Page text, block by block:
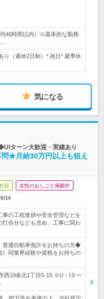
40時間以内）※基本的な勤務
り（週休2日制）* 祝日* 夏季休
気になる
ターン大歓迎・実績あり
問★月給30万円以上も狙え
迎 女性のおしごと掲載中
10
事の工程進捗や安全管理などを
打合せなども含め、工事に関わ
普通自動車免許をお持ちの方◆
同業界経験や資格をお持ちの
西19条北1丁目5-15 ※U・Iター